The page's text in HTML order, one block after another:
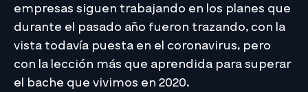
empresas siguen trabajando en los planes que
durante el pasado año fueron trazando, con la
vista todavía puesta en el coronavirus, pero
con la lección más que aprendida para superar
el bache que vivimos en 2020.